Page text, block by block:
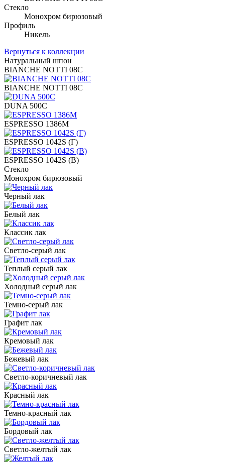
Стекло
Монохром бирюзовый
Профиль
Никель
Вернуться к коллекции
Натуральный шпон
BIANCHE NOTTI 08C
BIANCHE NOTTI 08C
DUNA 500C
ESPRESSO 1386M
ESPRESSO 1042S (Г)
ESPRESSO 1042S (В)
Стекло
Монохром бирюзовый
Черный лак
Белый лак
Классик лак
Светло-серый лак
Теплый серый лак
Холодный серый лак
Темно-серый лак
Графит лак
Кремовый лак
Бежевый лак
Светло-коричневый лак
Красный лак
Темно-красный лак
Бордовый лак
Светло-желтый лак